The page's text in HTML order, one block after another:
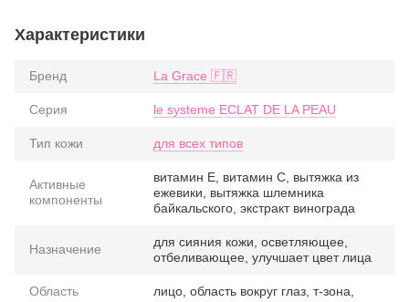
Характеристики
Бренд La Grace 🇫🇷
Серия le systeme ECLAT DE LA PEAU
Тип кожи для всех типов
Активные
компоненты
витамин Е, витамин С, вытяжка из
ежевики, вытяжка шлемника
байкальского, экстракт винограда
Назначение
для сияния кожи, осветляющее,
отбеливающее, улучшает цвет лица
Область
лицо, область вокруг глаз, т-зона,